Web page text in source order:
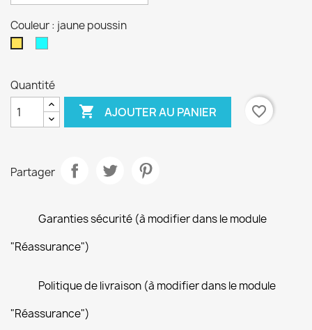
Couleur : jaune poussin
Quantité
 AJOUTER AU PANIER favorite_border
Partager
Garanties sécurité (à modifier dans le module
"Réassurance")
Politique de livraison (à modifier dans le module
"Réassurance")